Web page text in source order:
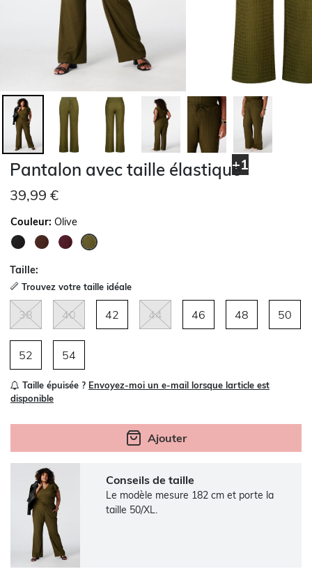
+1
Pantalon avec taille élastique
39,99 €
Couleur: Olive
Taille:
Trouvez votre taille idéale
38 40 42 44 46 48 50
52 54
Taille épuisée ? Envoyez-moi un e-mail lorsque larticle est
disponible
Ajouter
Conseils de taille
Le modèle mesure 182 cm et porte la
taille 50/XL.